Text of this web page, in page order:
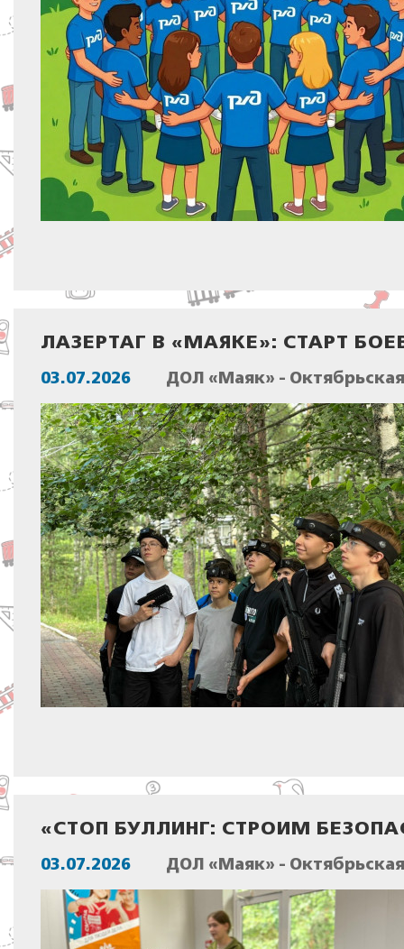
ЛАЗЕРТАГ В «МАЯКЕ»: СТАРТ
03.07.2026 ДОЛ «Маяк» -
«СТОП БУЛЛИНГ: СТРОИМ
03.07.2026 ДОЛ «Маяк» -